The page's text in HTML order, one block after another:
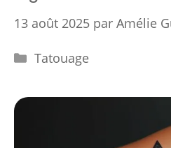
13 août 2025 par Amélie
Catégories
Tatouage